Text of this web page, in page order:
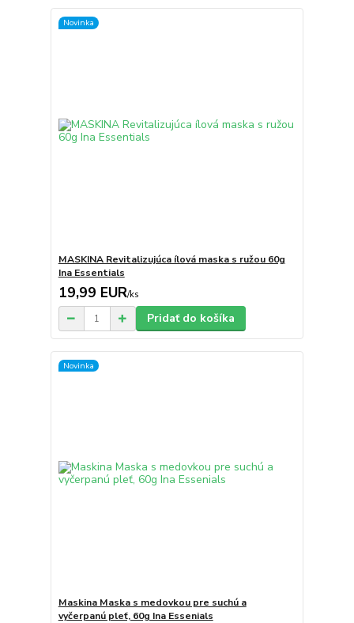
Novinka
MASKINA Revitalizujúca ílová maska ​​s ružou 60g
Ina Essentials
19,99 EUR/ks
Pridať do košíka
Novinka
Maskina Maska s medovkou pre suchú a
vyčerpanú pleť, 60g Ina Essenials